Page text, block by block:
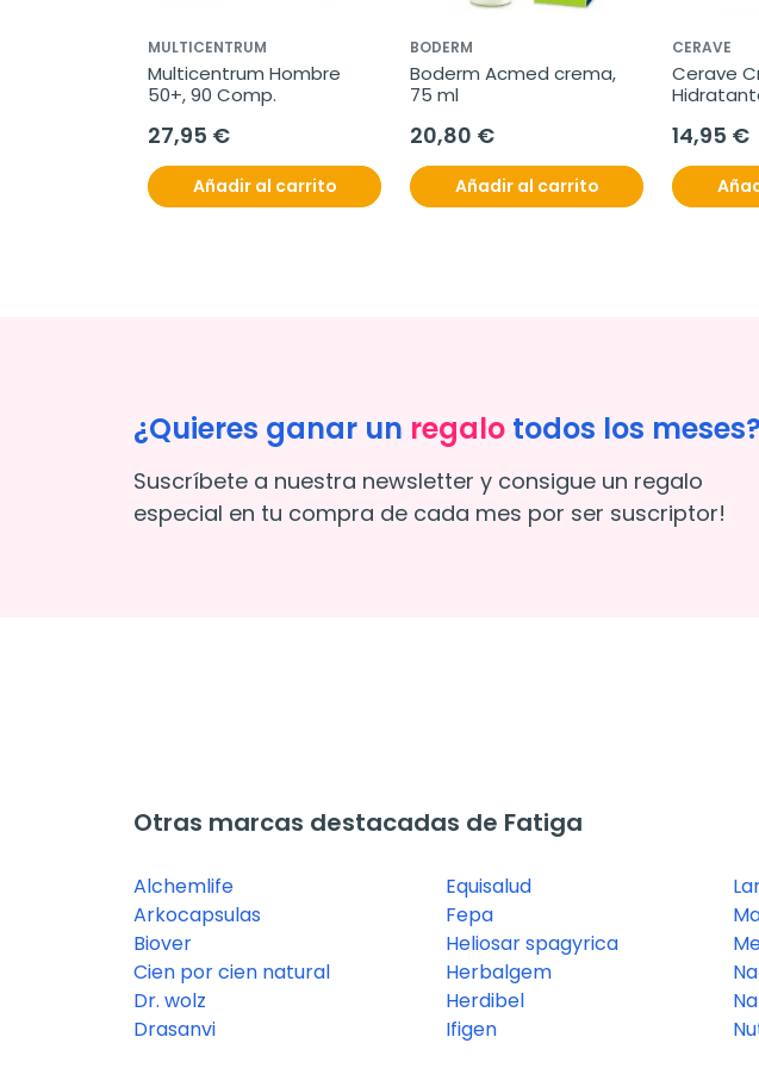
MULTICENTRUM
Multicentrum Hombre
50+, 90 Comp.
27,95 €
Añadir al carrito
BODERM
Boderm Acmed crema,
75 ml
20,80 €
Añadir al carrito
CERAVE
Cerave
14,95 €
¿Quieres ganar un regalo todos los meses?
Suscríbete a nuestra newsletter y consigue un regalo
especial en tu compra de cada mes por ser suscriptor!
Otras marcas destacadas de Fatiga
Alchemlife
Arkocapsulas
Biover
Cien por cien natural
Dr. wolz
Drasanvi
Equisalud
Fepa
Heliosar spagyrica
Herbalgem
Herdibel
Ifigen